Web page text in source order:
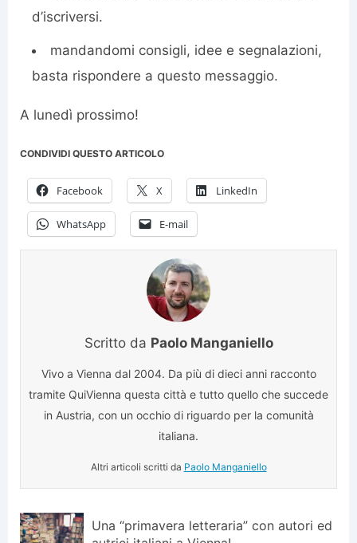
d’iscriversi.
mandandomi consigli, idee e segnalazioni,
basta rispondere a questo messaggio.
A lunedì prossimo!
CONDIVIDI QUESTO ARTICOLO
Facebook X LinkedIn
WhatsApp E-mail
Scritto da Paolo Manganiello
Vivo a Vienna dal 2004. Da più di dieci anni racconto
tramite QuiVienna questa città e tutto quello che succede
in Austria, con un occhio di riguardo per la comunità
italiana.
Altri articoli scritti da Paolo Manganiello
Una “primavera letteraria” con autori ed